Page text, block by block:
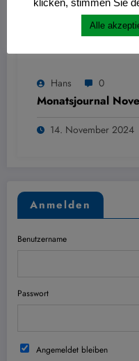
Hans 0
Monatsjournal
14. November 2024
Anmelden
Benutzername
Passwort
Angemeldet bleiben
klicken, stimmen Sie
Alle